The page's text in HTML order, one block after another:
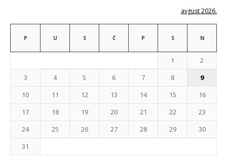
avgust 2026.
P U S Č P S N
1
2
3
4 5 6 7 8
9
10
11 12 13 14 15
16
17
18 19 20 21 22
23
24
25 26 27 28 29
30
31